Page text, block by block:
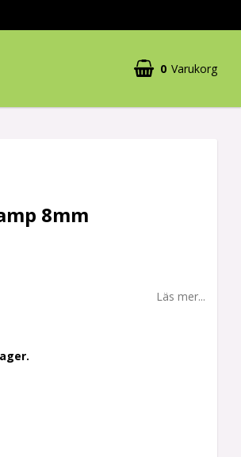
0 Varukorg
Din varukorg är tom
8mm
Läs mer...